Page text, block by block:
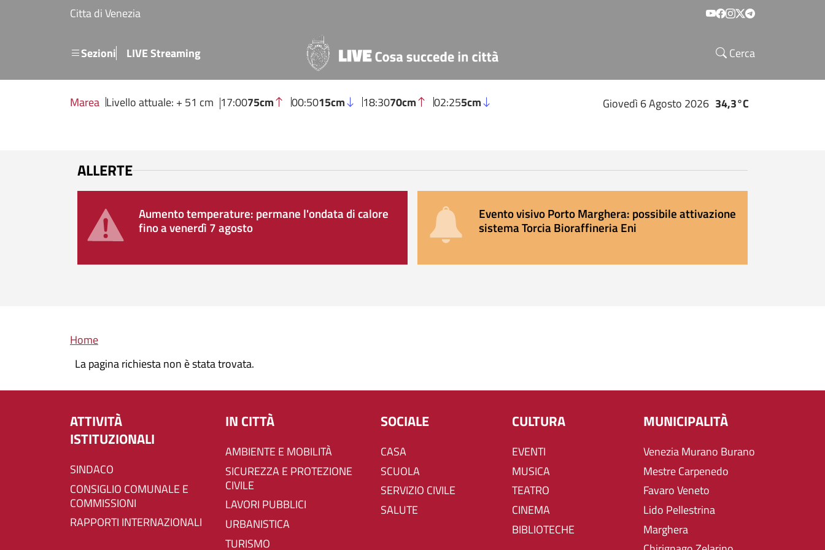
Salta al contenuto principale
Citta di Venezia Social menu
SezioniMenu secondario
LIVE Streaming Cerca
Marea Livello attuale: + 51 cm 17:0075cm 00:5015cm 18:3070cm 02:255cm Giovedì 6 Agosto 2026 34,3°C
ALLERTE
Aumento temperature: permane l'ondata di calore
fino a venerdì 7 agosto
Evento visivo Porto Marghera: possibile attivazione
sistema Torcia Bioraffineria Eni
Briciole di pane
Home
La pagina richiesta non è stata trovata.
ATTIVITÀ
ISTITUZIONALI
SINDACO
CONSIGLIO COMUNALE E
COMMISSIONI
RAPPORTI INTERNAZIONALI
IN CITTÀ
AMBIENTE E MOBILITÀ
SICUREZZA E PROTEZIONE
CIVILE
LAVORI PUBBLICI
URBANISTICA
TURISMO
SOCIALE
CASA
SCUOLA
SERVIZIO CIVILE
SALUTE
CULTURA
EVENTI
MUSICA
TEATRO
CINEMA
BIBLIOTECHE
MUNICIPALITÀ
Venezia Murano Burano
Mestre Carpenedo
Favaro Veneto
Lido Pellestrina
Marghera